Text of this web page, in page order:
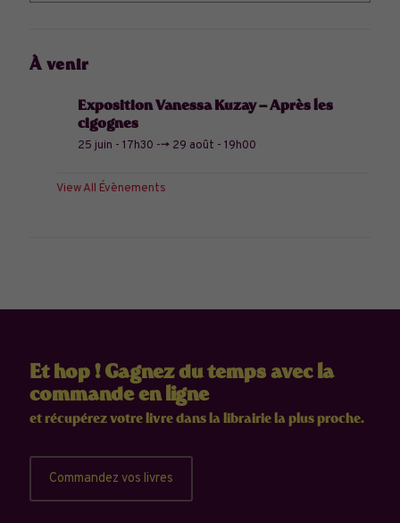
À venir
Exposition Vanessa Kuzay – Après les
cigognes
25 juin - 17h30 --> 29 août - 19h00
View All Évènements
Et hop ! Gagnez du temps avec la
commande en ligne
et récupérez votre livre dans la librairie la plus proche.
Commandez vos livres